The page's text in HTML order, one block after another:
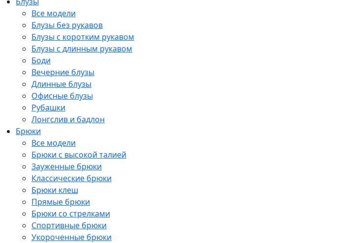
Все модели
Блузы без рукавов
Блузы с коротким рукавом
Блузы с длинным рукавом
Боди
Вечерние блузы
Длинные блузы
Офисные блузы
Рубашки
Лонгслив и бадлон
Брюки
Все модели
Брюки с высокой талией
Зауженные брюки
Классические брюки
Брюки клеш
Прямые брюки
Брюки со стрелками
Спортивные брюки
Укороченные брюки